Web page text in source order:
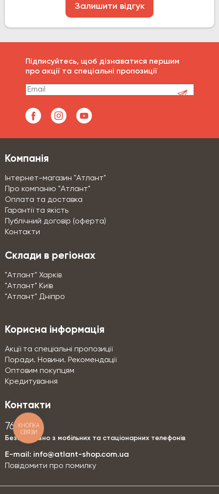
Залишити відгук
Підписуйтесь, щоб дізнаватися першим
про акції та спеціальні пропозиції
Компанія
Інтернет-магазин "Атлант"
Про компанію "Атлант"
Оплата та доставка
Гарантії та якість
Публічний договір (оферта)
Контакти
Склади в регіонах
"Атлант" Харків
"Атлант" Київ
"Атлант" Дніпро
Корисна інформація
Акції та спеціальні пропозиції
Поради. Новини. Рекомендації
Оптовим покупцям
Кредитування
Контакти
76-76
Безкоштовно з мобільних та стаціонарних телефонів
E-mail: info@atlant-shop.com.ua
Повідомити про помилку
КНОПКА
СВЯЗИ